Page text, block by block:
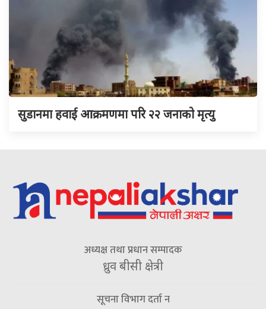
सुडानमा हवाई आक्रमणमा परि २२ जनाको मृत्यु
अध्यक्ष तथा प्रधान सम्पादक
ध्रुव बीसी क्षेत्री
सूचना विभाग दर्ता न